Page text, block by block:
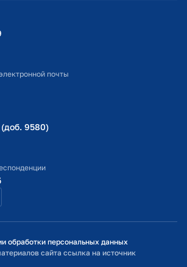
РФ
и высшего образования РФ
почты
9580)
обработки персональных данных
сайта ссылка на источник